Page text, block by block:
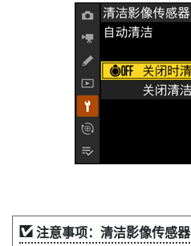
注意事项：清洁影像传感器